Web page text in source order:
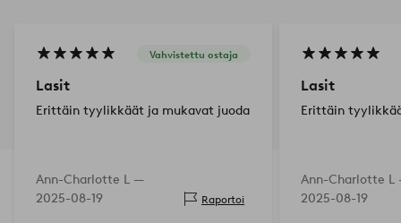
Vahvistettu ostaja
Lasit
Erittäin tyylikkäät ja mukavat juoda
Ann-Charlotte L —
2025-08-19
Raportoi
Lasit
Erittäin
Ann-Charlotte L
2025-08-19